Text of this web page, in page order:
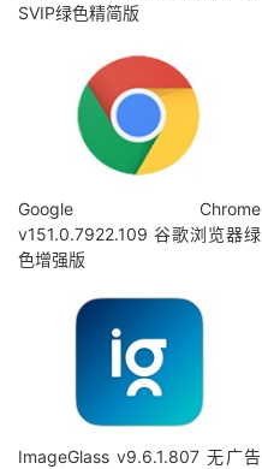
SVIP绿色精简版
Google Chrome
v151.0.7922.109 谷歌浏览器绿
色增强版
ImageGlass v9.6.1.807 无广告